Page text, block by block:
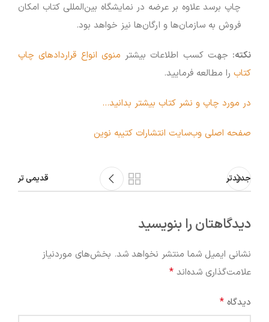
چاپ برسد علاوه بر عرضه در نمایشگاه بین‌المللی کتاب امکان
فروش به سازمان‌ها و ارگان‌ها نیز خواهد بود.
نکته: جهت کسب اطلاعات بیشتر منوی انواع قراردادهای چاپ
کتاب را مطالعه فرمایید.
در مورد چاپ و نشر کتاب بیشتر بدانید…
صفحه اصلی وب‌سایت انتشارات کتیبه نوین
جدیدتر قدیمی تر
دیدگاهتان را بنویسید
نشانی ایمیل شما منتشر نخواهد شد. بخش‌های موردنیاز
علامت‌گذاری شده‌اند *
دیدگاه *